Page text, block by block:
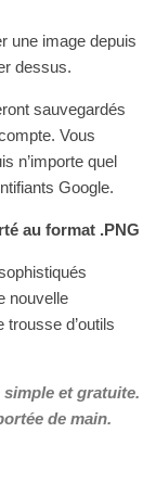
une image depuis
dessus.
sauvegardés
Vous
n’importe quel
Google.
au format .PNG
nouvelle
d’outils
et gratuite.
de main.